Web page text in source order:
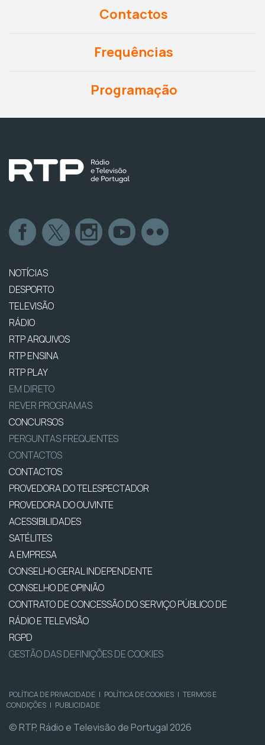
Contactos
Frequências
Programação
NOTÍCIAS
DESPORTO
TELEVISÃO
RÁDIO
RTP ARQUIVOS
RTP ENSINA
RTP PLAY
EM DIRETO
REVER PROGRAMAS
CONCURSOS
PERGUNTAS FREQUENTES
CONTACTOS
CONTACTOS
PROVEDORA DO TELESPECTADOR
PROVEDORA DO OUVINTE
ACESSIBILIDADES
SATÉLITES
A EMPRESA
CONSELHO GERAL INDEPENDENTE
CONSELHO DE OPINIÃO
CONTRATO DE CONCESSÃO DO SERVIÇO PÚBLICO DE
RÁDIO E TELEVISÃO
RGPD
GESTÃO DAS DEFINIÇÕES DE COOKIES
POLÍTICA DE PRIVACIDADE | POLÍTICA DE COOKIES | TERMOS E
CONDIÇÕES | PUBLICIDADE
© RTP, Rádio e Televisão de Portugal 2026